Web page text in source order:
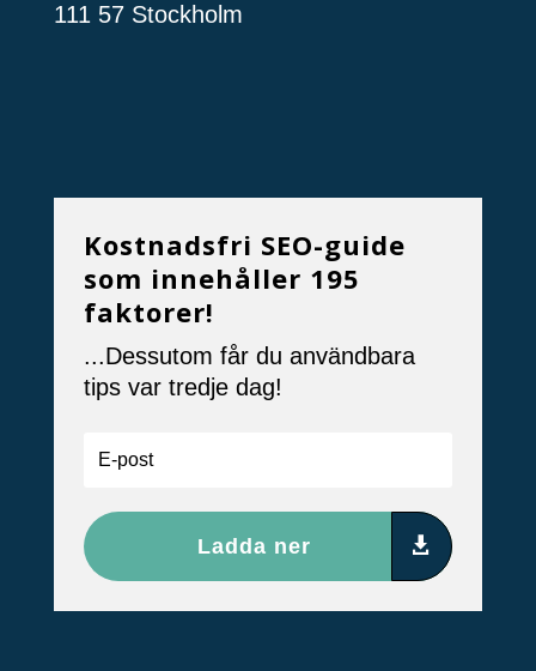
111 57 Stockholm
Kostnadsfri SEO-guide
som innehåller 195
faktorer!
...Dessutom får du användbara
tips var tredje dag!
Ladda ner